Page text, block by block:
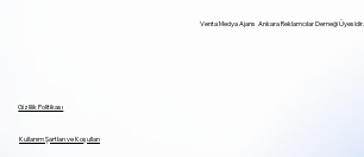
Venta Medya Ajans Ankara Reklamcılar Derneği Üyesidir.
Gizlilik Politikası
Kullanım Şartları ve Koşulları